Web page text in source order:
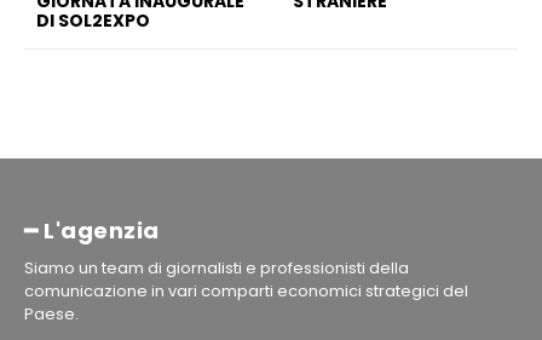
DI SOL2EXPO
━ L'agenzia
Siamo un team di giornalisti e professionisti della
comunicazione in vari comparti economici strategici del
Paese.